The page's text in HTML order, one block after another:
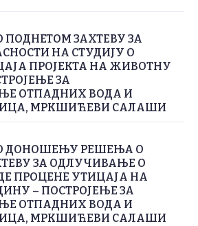
ЗАХТЕВУ ЗА
НА СТУДИЈУ О
ПРОЈЕКТА НА ЖИВОТНУ
ЗА
ОТПАДНИХ ВОДА И
МРКШИЋЕВИ САЛАШИ
ДОНОШЕЊУ РЕШЕЊА О
ЗА ОДЛУЧИВАЊЕ О
ПРОЦЕНЕ УТИЦАЈА НА
– ПОСТРОЈЕЊЕ ЗА
ОТПАДНИХ ВОДА И
МРКШИЋЕВИ САЛАШИ